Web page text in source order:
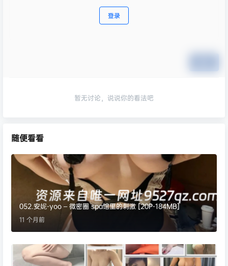
登录
暂无讨论，说说你的看法吧
随便看看
052.安妮-yoo – 微密圈 spa馆里的刺激 [20P-184MB]
11 个月前